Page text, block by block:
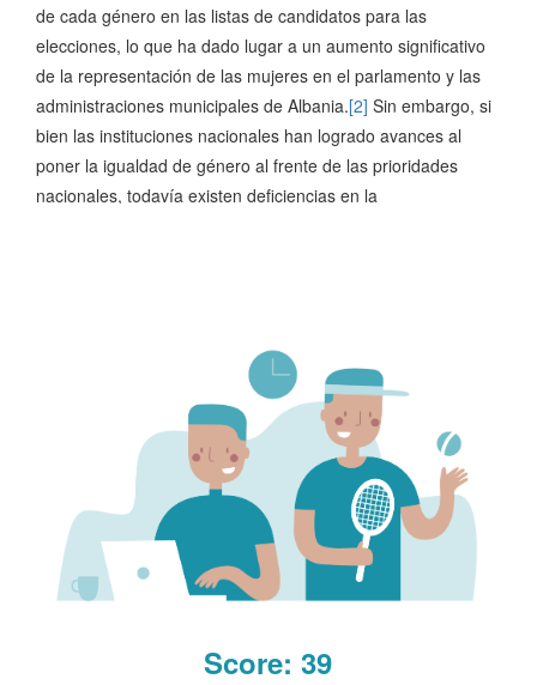
de cada género en las listas de candidatos para las
elecciones, lo que ha dado lugar a un aumento significativo
de la representación de las mujeres en el parlamento y las
administraciones municipales de Albania.[2] Sin embargo, si
bien las instituciones nacionales han logrado avances al
poner la igualdad de género al frente de las prioridades
nacionales, todavía existen deficiencias en la
mujeres a la toma de decisiones y otros roles. Los roles de
género tradicionales siguen siendo dominantes en Albania.
Read More +
Score: 39